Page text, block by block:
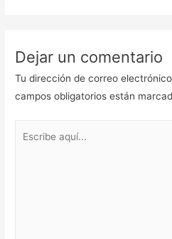
Dejar un comentario
Tu dirección de correo
campos obligatorios están